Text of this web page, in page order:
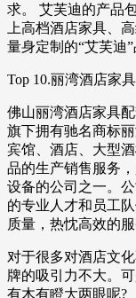
求。 艾芙迪的产品
上高档酒店家具、
量身定制的“艾芙迪”
Top 10.丽湾酒店家具
佛山丽湾酒店家具
旗下拥有驰名商标
宾馆、酒店、大型
品的生产销售服务
设备的公司之一。
的专业人才和员工
质量，热忱高效的
对于很多对酒店文
牌的吸引力不大。
有木有瞪大两眼呢?